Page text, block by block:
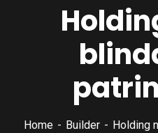
Home Builder Holding